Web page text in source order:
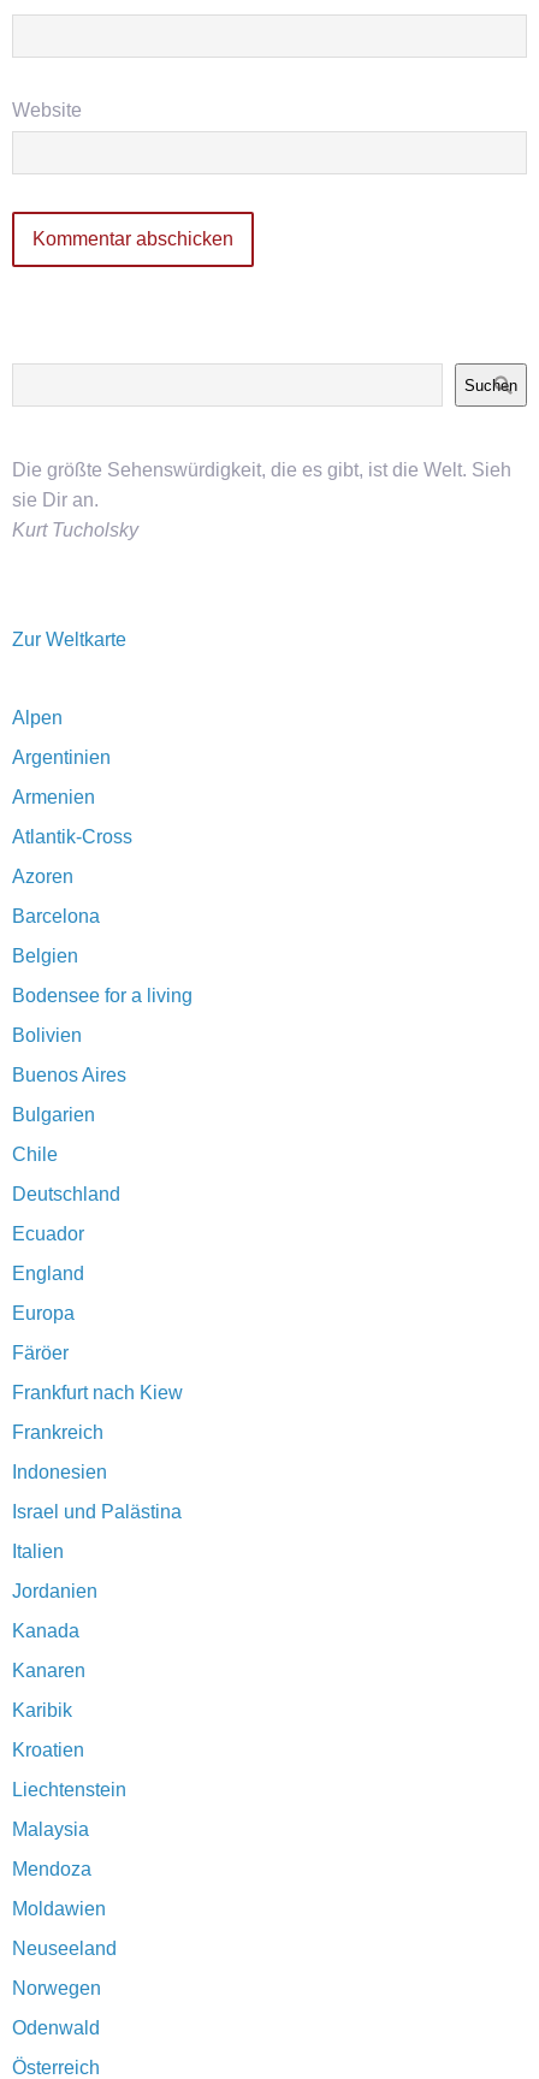
Website
Suchen
Die größte Sehenswürdigkeit, die es gibt, ist die Welt. Sieh
sie Dir an.
Kurt Tucholsky
Zur Weltkarte
Alpen
Argentinien
Armenien
Atlantik-Cross
Azoren
Barcelona
Belgien
Bodensee for a living
Bolivien
Buenos Aires
Bulgarien
Chile
Deutschland
Ecuador
England
Europa
Färöer
Frankfurt nach Kiew
Frankreich
Indonesien
Israel und Palästina
Italien
Jordanien
Kanada
Kanaren
Karibik
Kroatien
Liechtenstein
Malaysia
Mendoza
Moldawien
Neuseeland
Norwegen
Odenwald
Österreich